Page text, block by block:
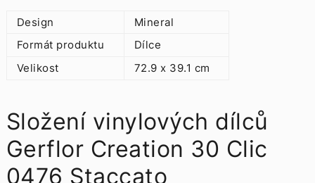
Design
Mineral
Formát produktu
Dílce
Velikost
72.9 x 39.1 cm
Složení vinylových dílců
Gerflor Creation 30 Clic
0476 Staccato